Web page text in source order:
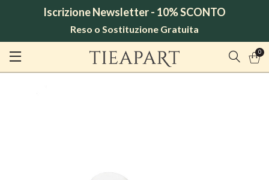
Iscrizione Newsletter - 10% SCONTO
Reso o Sostituzione Gratuita
0